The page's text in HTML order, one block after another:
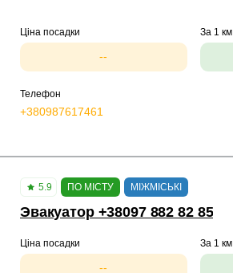
Ціна посадки
--
За 1 км
Телефон
+380987617461
5.9 ПО МІСТУ МІЖМІСЬКІ
Эвакуатор +38097 882 82 85
Ціна посадки
--
За 1 км